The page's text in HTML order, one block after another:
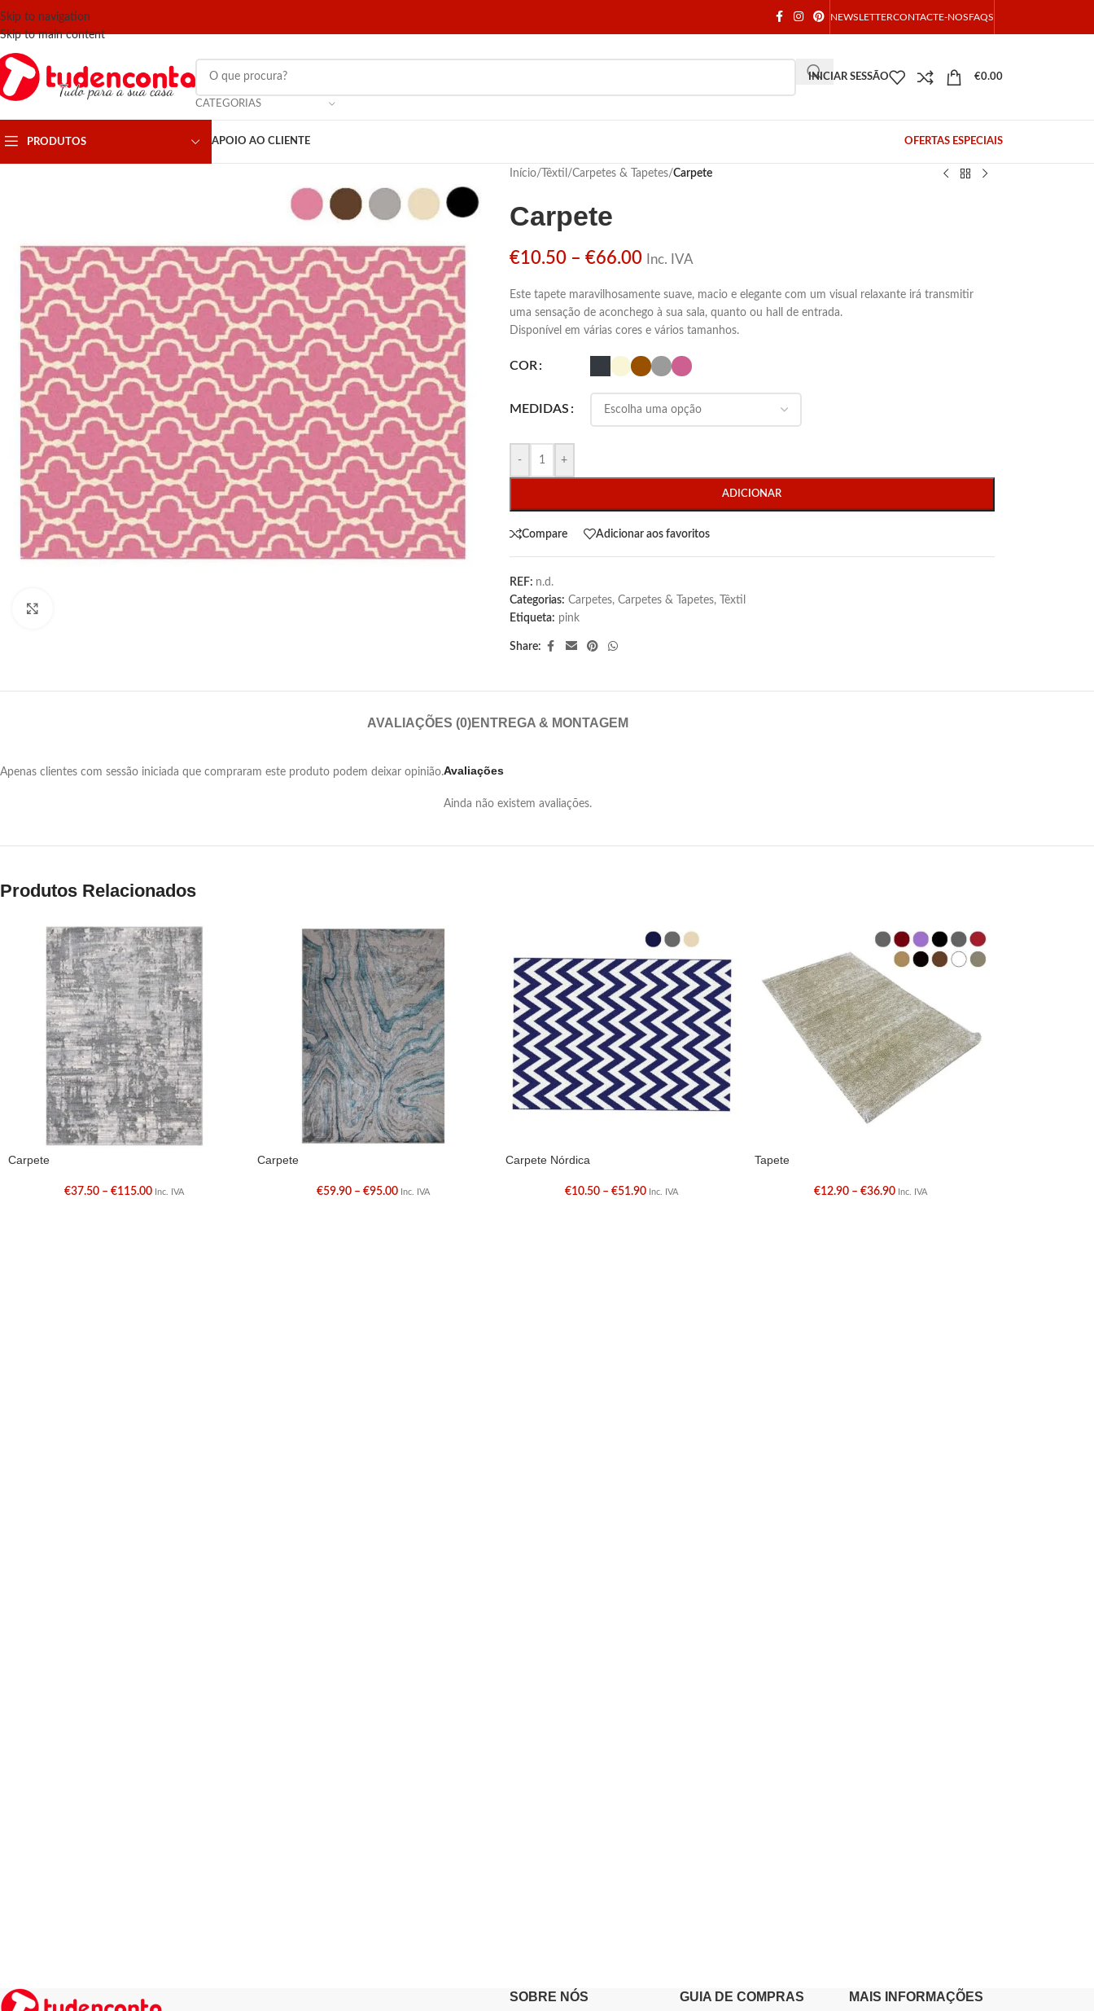
Skip to navigation
Skip to main content
NEWSLETTERCONTACTE-NOSFAQS
CATEGORIAS
INICIAR SESSÃO €0.00
PRODUTOS APOIO AO CLIENTE OFERTAS ESPECIAIS
Início/ Têxtil /Carpetes & Tapetes/Carpete
Carpete
€10.50 – €66.00 Inc. IVA
Este tapete maravilhosamente suave, macio e elegante com um visual relaxante irá transmitir
uma sensação de aconchego à sua sala, quanto ou hall de entrada.
Disponível em várias cores e vários tamanhos.
COR
MEDIDAS
- +
ADICIONAR
Compare Adicionar aos favoritos
REF: n.d.
Categorias: Carpetes, Carpetes & Tapetes,
Têxtil
Etiqueta: pink
Share:
AVALIAÇÕES (0)ENTREGA & MONTAGEM
Avaliações
Ainda não existem avaliações.
Apenas clientes com sessão iniciada que compraram este produto podem deixar opinião.
Produtos Relacionados
Carpete
€37.50 – €115.00 Inc. IVA
Carpete
€59.90 – €95.00 Inc. IVA
Carpete Nórdica
€10.50 – €51.90 Inc. IVA
Tapete
€12.90 – €36.90 Inc. IVA
SOBRE NÓS GUIA DE COMPRAS MAIS INFORMAÇÕES